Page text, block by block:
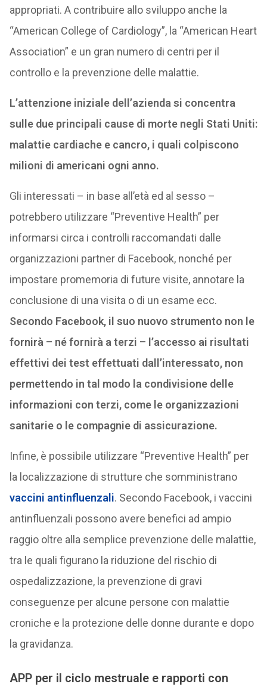
appropriati. A contribuire allo sviluppo anche la
“American College of Cardiology”, la “American Heart
Association” e un gran numero di centri per il
controllo e la prevenzione delle malattie.
L’attenzione iniziale dell’azienda si concentra
sulle due principali cause di morte negli Stati Uniti:
malattie cardiache e cancro, i quali colpiscono
milioni di americani ogni anno.
Gli interessati – in base all’età ed al sesso –
potrebbero utilizzare “Preventive Health” per
informarsi circa i controlli raccomandati dalle
organizzazioni partner di Facebook, nonché per
impostare promemoria di future visite, annotare la
conclusione di una visita o di un esame ecc.
Secondo Facebook, il suo nuovo strumento non le
fornirà – né fornirà a terzi – l’accesso ai risultati
effettivi dei test effettuati dall’interessato, non
permettendo in tal modo la condivisione delle
informazioni con terzi, come le organizzazioni
sanitarie o le compagnie di assicurazione.
Infine, è possibile utilizzare “Preventive Health” per
la localizzazione di strutture che somministrano
vaccini antinfluenzali. Secondo Facebook, i vaccini
antinfluenzali possono avere benefici ad ampio
raggio oltre alla semplice prevenzione delle malattie,
tra le quali figurano la riduzione del rischio di
ospedalizzazione, la prevenzione di gravi
conseguenze per alcune persone con malattie
croniche e la protezione delle donne durante e dopo
la gravidanza.
APP per il ciclo mestruale e rapporti con